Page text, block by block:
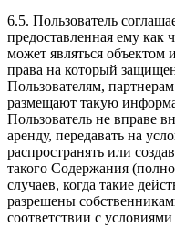
6.5. Пользователь
предоставленная ему как
может являться объектом
права на который
Пользователям,
размещают такую
Пользователь не вправе
аренду, передавать на
распространять или
такого Содержания
случаев, когда такие
разрешены
соответствии с